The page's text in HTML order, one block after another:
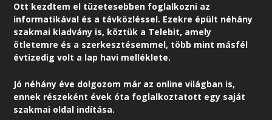
Ott kezdtem el tüzetesebben foglalkozni az
informatikával és a távközléssel. Ezekre épült néhány
szakmai kiadvány is, köztük a Telebit, amely
ötletemre és a szerkesztésemmel, több mint másfél
évtizedig volt a lap havi melléklete.
Jó néhány éve dolgozom már az online világban is,
ennek részeként évek óta foglalkoztatott egy saját
szakmai oldal indítása.